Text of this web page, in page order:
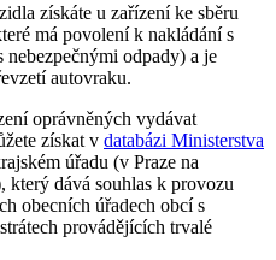
získáte u zařízení ke sběru
má povolení k nakládání s
odpady) a je
autovraku.
oprávněných vydávat
získat v databázi Ministerstva
úřadu (v Praze na
který dává souhlas k provozu
obecních úřadech obcí s
provádějících trvalé